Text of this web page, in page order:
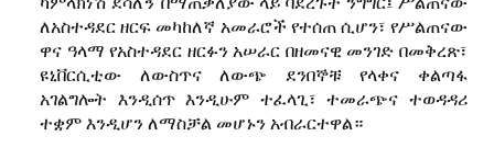
ለአስተዳደር ዘርፍ መካከለኛ አመራሮች የተሰጠ ሲሆን፣ የሥልጠናው
ዋና ዓላማ የአስተዳደር ዘርፉን አሠራር በዘመናዊ መንገድ በመቅረጽ፣
ዩኒቨርሲቲው ለውስጥና ለውጭ ደንበኞቹ የላቀና ቀልጣፋ
አገልግሎት እንዲሰጥ እንዲሁም ተፈላጊ፣ ተመራጭና ተወዳዳሪ
ተቋም እንዲሆን ለማስቻል መሆኑን አብራርተዋል።